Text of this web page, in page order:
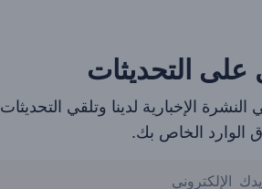
التحديثات
الإخبارية لدينا وتلقي التحديثات
الوارد الخاص بك.